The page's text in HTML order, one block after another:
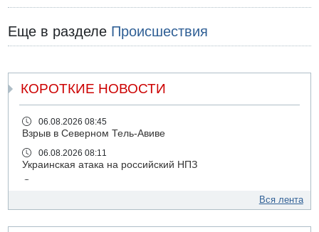
Еще в разделе Происшествия
КОРОТКИЕ НОВОСТИ
06.08.2026 08:45
Взрыв в Северном Тель-Авиве
06.08.2026 08:11
Украинская атака на российский НПЗ
Израиль провел испытания системы противоракетной
обороны "Хец"
05.08.2026 18:28
Вся лента